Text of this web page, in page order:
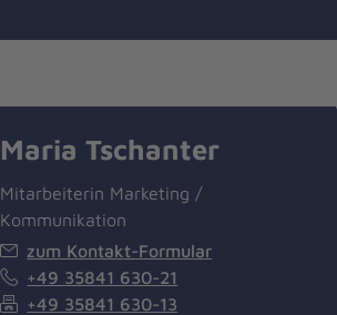
Maria Tschanter
Mitarbeiterin Marketing /
Kommunikation
zum Kontakt-Formular
+49 35841 630-21
+49 35841 630-13